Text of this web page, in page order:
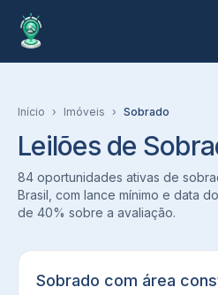
Início › Imóveis › Sobrado
Leilões de
84 oportunidades ativas de
Brasil, com lance mínimo e data
de 40% sobre a avaliação.
Sobrado com área